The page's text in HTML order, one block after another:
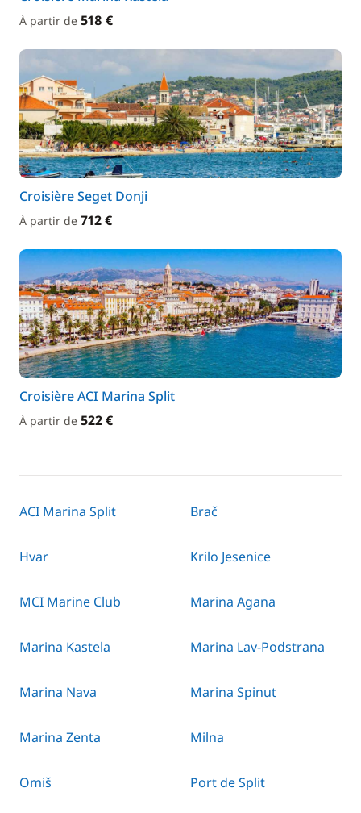
À partir de 518 €
Croisière Seget Donji
À partir de 712 €
Croisière ACI Marina Split
À partir de 522 €
ACI Marina Split Brač
Hvar Krilo Jesenice
MCI Marine Club Marina Agana
Marina Kastela Marina Lav-Podstrana
Marina Nava Marina Spinut
Marina Zenta Milna
Omiš Port de Split